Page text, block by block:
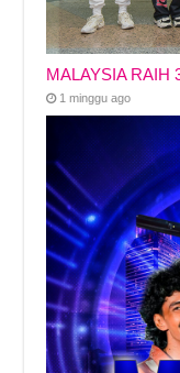
MALAYSIA RAIH
1 minggu ago